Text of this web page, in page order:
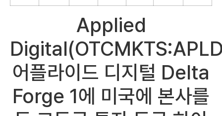
Applied
어플라이드 디지털 Delta
Forge 1에 미국에 본사를